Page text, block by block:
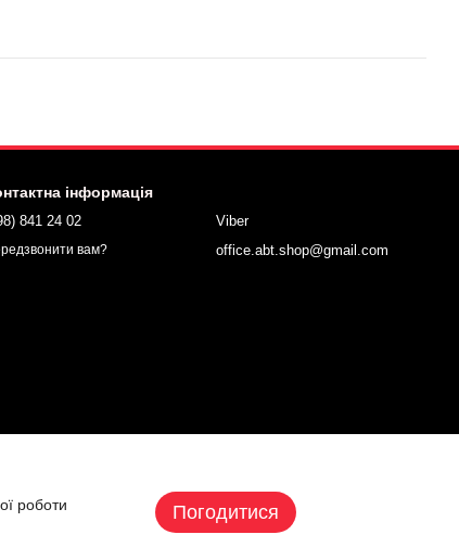
інформація
841 24 02
вам?
Viber
office.abt.shop@gmail.com
роботи
Погодитися